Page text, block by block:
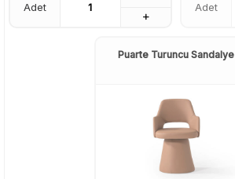
Adet Adet
Puarte Turuncu Sandalye